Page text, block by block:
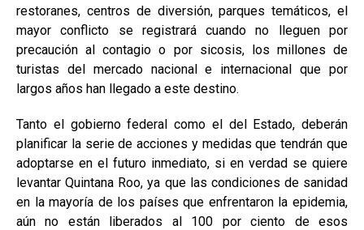
restoranes, centros de diversión, parques temáticos, el
mayor conflicto se registrará cuando no lleguen por
precaución al contagio o por sicosis, los millones de
turistas del mercado nacional e internacional que por
largos años han llegado a este destino.
Tanto el gobierno federal como el del Estado, deberán
planificar la serie de acciones y medidas que tendrán que
adoptarse en el futuro inmediato, si en verdad se quiere
levantar Quintana Roo, ya que las condiciones de sanidad
en la mayoría de los países que enfrentaron la epidemia,
aún no están liberados al 100 por ciento de esos